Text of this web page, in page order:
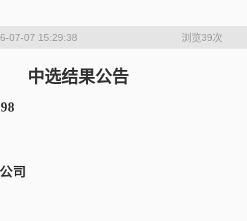
07-07 15:29:38 浏览39次
中选结果公告
司